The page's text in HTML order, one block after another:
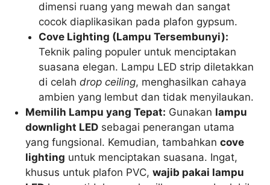
dimensi ruang yang mewah dan sangat
cocok diaplikasikan pada plafon gypsum.
Cove Lighting (Lampu Tersembunyi):
Teknik paling populer untuk menciptakan
suasana elegan. Lampu LED strip diletakkan
di celahdrop ceiling, menghasilkan cahaya
ambien yang lembut dan tidak menyilaukan.
Memilih Lampu yang Tepat: Gunakan lampu
downlight LED sebagai penerangan utama
yang fungsional. Kemudian, tambahkancove
lighting untuk menciptakan suasana. Ingat,
khusus untuk plafon PVC,wajib pakai lampu